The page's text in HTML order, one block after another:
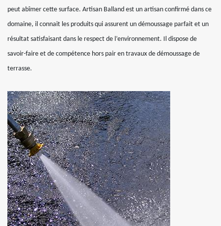
peut abîmer cette surface. Artisan Balland est un artisan confirmé dans ce
domaine, il connait les produits qui assurent un démoussage parfait et un
résultat satisfaisant dans le respect de l’environnement. Il dispose de
savoir-faire et de compétence hors pair en travaux de démoussage de
terrasse.